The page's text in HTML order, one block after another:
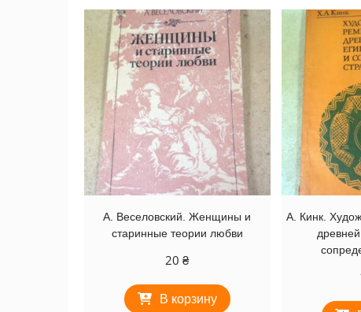
А. Веселовский. Женщины и
старинные теории любви
20₴
В корзину
А. Кинк.